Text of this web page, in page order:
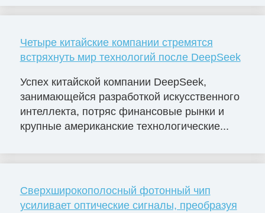
Четыре китайские компании стремятся
встряхнуть мир технологий после DeepSeek
Успех китайской компании DeepSeek,
занимающейся разработкой искусственного
интеллекта, потряс финансовые рынки и
крупные американские технологические...
Сверхширокополосный фотонный чип
усиливает оптические сигналы, преобразуя